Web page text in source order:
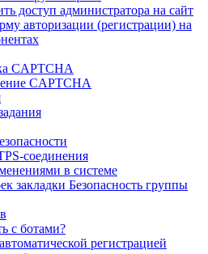
доступ администратора на сайт
авторизации (регистрации) на
CAPTCHA
CAPTCHA
соединения
в системе
закладки Безопасность группы
с ботами?
регистрацией